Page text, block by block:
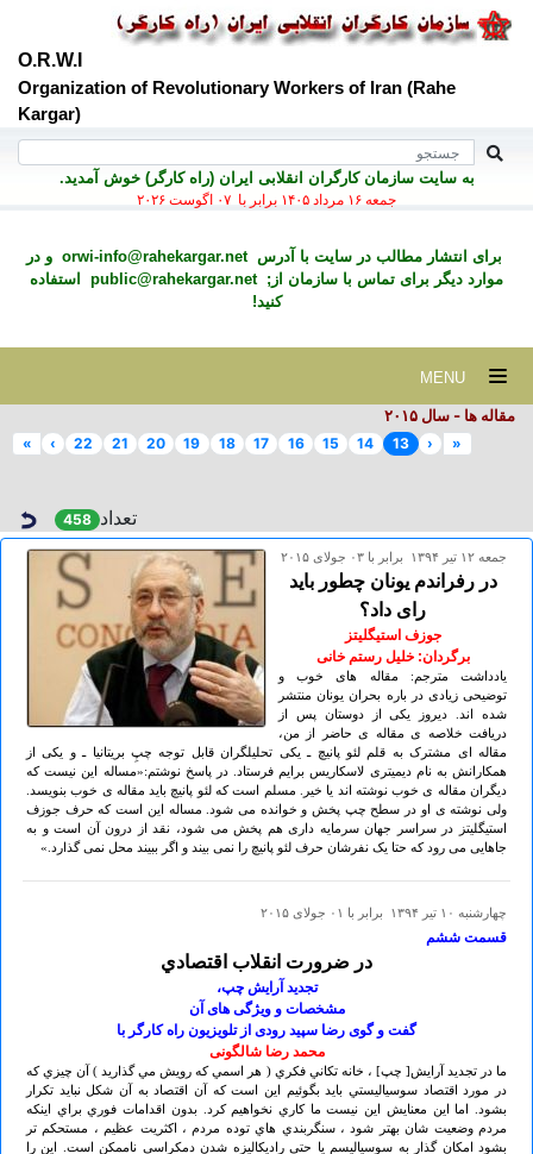
O.R.W.I
Organization of Revolutionary Workers of Iran (Rahe
Kargar)
به سايت سازمان کارگران انقلابی ايران (راه کارگر) خوش آمديد.
جمعه ۱۶ مرداد ۱۴۰۵ برابر با ۰۷ اگوست ۲۰۲۶
برای انتشار مطالب در سايت با آدرسorwi-info@rahekargar.net و در
موارد ديگر برای تماس با سازمان از;public@rahekargar.net
استفاده
کنید!
مقاله ها - سال ۲٠۱۵
«
‹
13
14
15
16
17
18
19
20
21
22
›
»
تعداد 458
جمعه ۱۲ تير ۱۳۹۴ برابر با ۰۳ جولای ۲۰۱۵
در رفراندم یونان چطور باید
رای داد؟
جوزف استیگلیتز
برگردان: خلیل رستم خانی
یادداشت مترجم: مقاله های خوب و
توضیحی زیادی در باره بحران یونان منتشر
شده اند. دیروز یکی از دوستان پس از
دریافت خلاصه ی مقاله ی حاضر از من،
مقاله ای مشترک به قلم لئو پانیچ ـ یکی تحلیلگران قابل توجه چپِ بریتانیا ـ و یکی از
همکارانش به نام دیمیتری لاسکاریس برایم فرستاد. در پاسخ نوشتم:«مساله این نیست که
دیگران مقاله ی خوب نوشته اند یا خیر. مسلم است که لئو پانیچ باید مقاله ی خوب بنویسد.
ولی نوشته ی او در سطح چپ پخش و خوانده می شود. مساله این است که حرف جوزف
استیگلیتز در سراسر جهان سرمایه داری هم پخش می شود، نقد از درون آن است و به
جاهایی می رود که حتا یک نفرشان حرف لئو پانیچ را نمی بیند و اگر ببیند محل نمی گذارد.»
چهارشنبه ۱۰ تير ۱۳۹۴ برابر با ۰۱ جولای ۲۰۱۵
قسمت ششم
در ضرورت انقلاب اقتصادي
تجدید آرایش چپ،
مشخصات و ویژگی های آن
گفت و گوی رضا سپید رودی از تلويزیون راه کارگر با
محمد رضا شالگونی
ما در تجديد آرايش[ چپ] ، خانه تكاني فكري ( هر اسمي كه رويش مي گذاريد ) آن چيزي كه
در مورد اقتصاد سوسياليستي بايد بگوئيم اين است كه آن اقتصاد به آن شكل نبايد تكرار
بشود. اما اين معنايش اين نيست ما كاري نخواهيم كرد. بدون اقدامات فوري براي اينكه
مردم وضعيت شان بهتر شود ، سنگربندي هاي توده مردم ، اكثريت عظيم ، مستحكم تر
بشود امكان گذار به سوسياليسم يا حتي راديكاليزه شدن دمكراسي ناممكن است. اين را